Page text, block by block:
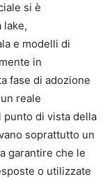
si è
lake,
e modelli di
in
fase di adozione
reale
di vista della
soprattutto un
garantire che le
o utilizzate